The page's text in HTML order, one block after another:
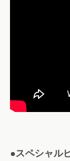
●スペシャル